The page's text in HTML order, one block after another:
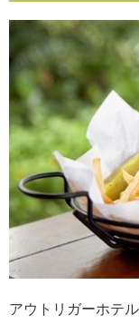
アウトリガーホテ